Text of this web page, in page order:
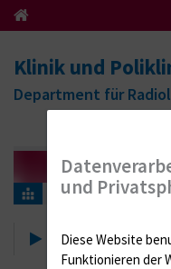
Klinik und
Department für
Kontakt
Kontakt
und
Diese Website
Funktionieren der